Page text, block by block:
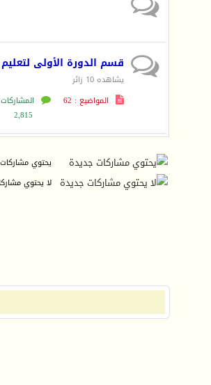
قسم الدورة الأولى لتعليم
يشاهده 10 زائر
المواضيع : 62
2,815
يحتوي
لا يحتوي